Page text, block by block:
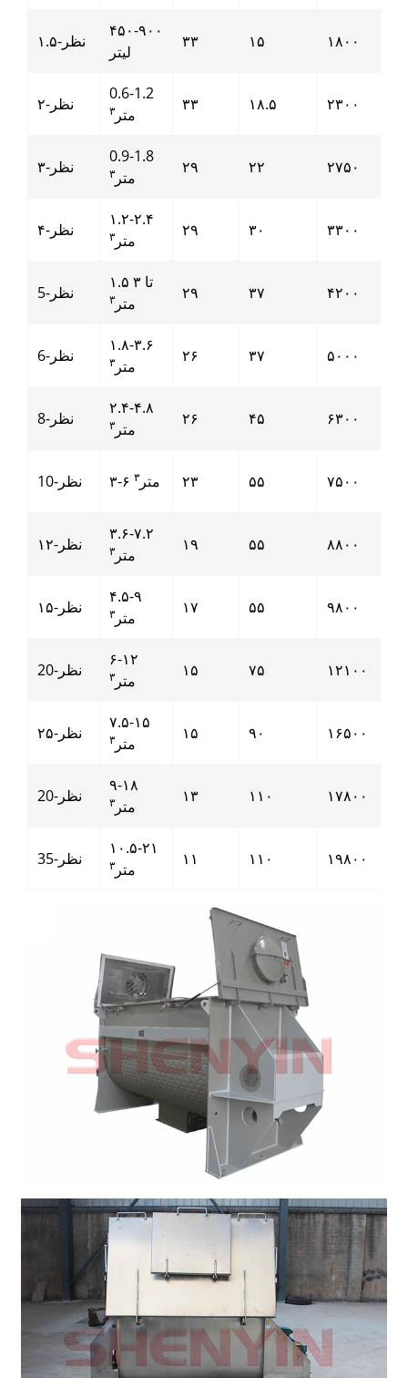
نظر-۱.۵
۴۵۰-۹۰۰
لیتر
۳۳ ۱۵ ۱۸۰۰
نظر-۲
0.6-1.2
متر۳ ۳۳ ۱۸.۵ ۲۳۰۰
نظر-۳
0.9-1.8
متر۳ ۲۹ ۲۲ ۲۷۵۰
نظر-۴
۱.۲-۲.۴
متر۳ ۲۹ ۳۰ ۳۳۰۰
نظر-5
۱.۵ تا ۳
متر۳ ۲۹ ۳۷ ۴۲۰۰
نظر-6
۱.۸-۳.۶
متر۳ ۲۶ ۳۷ ۵۰۰۰
نظر-8
۲.۴-۴.۸
متر۳ ۲۶ ۴۵ ۶۳۰۰
نظر-10 ۳-۶ متر۳ ۲۳ ۵۵ ۷۵۰۰
نظر-۱۲
۳.۶-۷.۲
متر۳ ۱۹ ۵۵ ۸۸۰۰
نظر-۱۵
۴.۵-۹
متر۳ ۱۷ ۵۵ ۹۸۰۰
نظر-20
۶-۱۲
متر۳ ۱۵ ۷۵ ۱۲۱۰۰
نظر-۲۵
۷.۵-۱۵
متر۳ ۱۵ ۹۰ ۱۶۵۰۰
نظر-20
۹-۱۸
متر۳ ۱۳ ۱۱۰ ۱۷۸۰۰
نظر-35
۱۰.۵-۲۱
متر۳ ۱۱ ۱۱۰ ۱۹۸۰۰